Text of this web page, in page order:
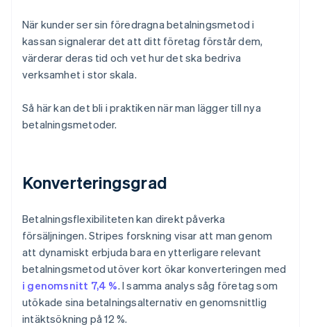
När kunder ser sin föredragna betalningsmetod i
kassan signalerar det att ditt företag förstår dem,
värderar deras tid och vet hur det ska bedriva
verksamhet i stor skala.
Så här kan det bli i praktiken när man lägger till nya
betalningsmetoder.
Konverteringsgrad
Betalningsflexibiliteten kan direkt påverka
försäljningen. Stripes forskning visar att man genom
att dynamiskt erbjuda bara en ytterligare relevant
betalningsmetod utöver kort ökar konverteringen med
i genomsnitt 7,4 %. I samma analys såg företag som
utökade sina betalningsalternativ en genomsnittlig
intäktsökning på 12 %.